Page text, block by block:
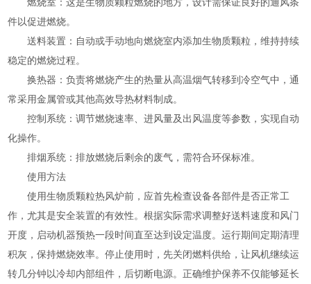
件以促进燃烧。
送料装置：自动或手动地向燃烧室内添加生物质颗粒，维持持续
稳定的燃烧过程。
换热器：负责将燃烧产生的热量从高温烟气转移到冷空气中，通
常采用金属管或其他高效导热材料制成。
控制系统：调节燃烧速率、进风量及出风温度等参数，实现自动
化操作。
排烟系统：排放燃烧后剩余的废气，需符合环保标准。
使用方法
使用生物质颗粒热风炉前，应首先检查设备各部件是否正常工
作，尤其是安全装置的有效性。根据实际需求调整好送料速度和风门
开度，启动机器预热一段时间直至达到设定温度。运行期间定期清理
积灰，保持燃烧效率。停止使用时，先关闭燃料供给，让风机继续运
转几分钟以冷却内部组件，后切断电源。正确维护保养不仅能够延长